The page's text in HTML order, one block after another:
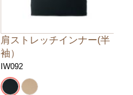
肩ストレッチインナー(半
袖）
IW092